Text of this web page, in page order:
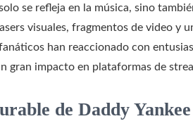
se refleja en la música, sino
visuales, fragmentos de video y
han reaccionado con
gran impacto en plataformas de
de Daddy